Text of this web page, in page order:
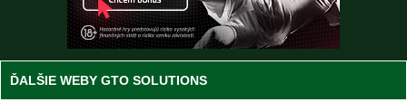
ĎALŠIE WEBY GTO SOLUTIONS